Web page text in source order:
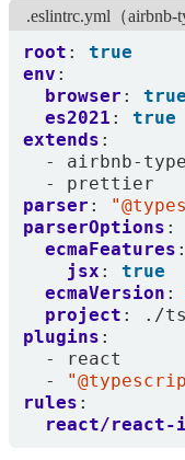
.eslintrc.yml（airbnb-
root :
true
env :
browser :
true
es2021 :
true
extends :
- airbnb-
- prettier
parser :
parserOptions :
ecmaFeatures :
jsx :
true
ecmaVersion :
project :
./
plugins :
-
react
-
rules :
react/react-